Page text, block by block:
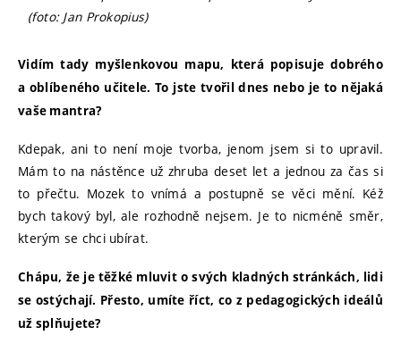
(foto: Jan Prokopius)
Vidím tady myšlenkovou mapu, která popisuje dobrého
a oblíbeného učitele. To jste tvořil dnes nebo je to nějaká
vaše mantra?
Kdepak, ani to není moje tvorba, jenom jsem si to upravil.
Mám to na nástěnce už zhruba deset let a jednou za čas si
to přečtu. Mozek to vnímá a postupně se věci mění. Kéž
bych takový byl, ale rozhodně nejsem. Je to nicméně směr,
kterým se chci ubírat.
Chápu, že je těžké mluvit o svých kladných stránkách, lidi
se ostýchají. Přesto, umíte říct, co z pedagogických ideálů
už splňujete?